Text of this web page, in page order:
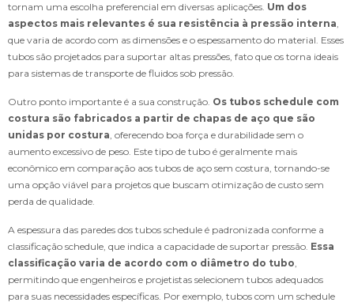
tornam uma escolha preferencial em diversas aplicações. Um dos
aspectos mais relevantes é sua resistência à pressão interna,
que varia de acordo com as dimensões e o espessamento do material. Esses
tubos são projetados para suportar altas pressões, fato que os torna ideais
para sistemas de transporte de fluidos sob pressão.
Outro ponto importante é a sua construção. Os tubos schedule com
costura são fabricados a partir de chapas de aço que são
unidas por costura, oferecendo boa força e durabilidade sem o
aumento excessivo de peso. Este tipo de tubo é geralmente mais
econômico em comparação aos tubos de aço sem costura, tornando-se
uma opção viável para projetos que buscam otimização de custo sem
perda de qualidade.
A espessura das paredes dos tubos schedule é padronizada conforme a
classificação schedule, que indica a capacidade de suportar pressão. Essa
classificação varia de acordo com o diâmetro do tubo,
permitindo que engenheiros e projetistas selecionem tubos adequados
para suas necessidades específicas. Por exemplo, tubos com um schedule